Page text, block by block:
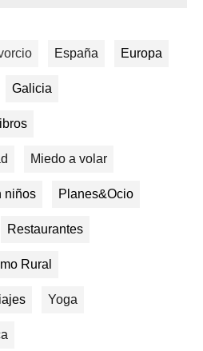
España Europa
Galicia
Miedo a volar
niños Planes&Ocio
Restaurantes
Rural
Yoga